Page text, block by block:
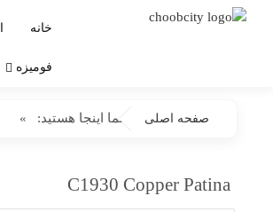
خانه
فومیزه
شما اینجا هستید: صفحه اصلی »
C1930 Copper Patina